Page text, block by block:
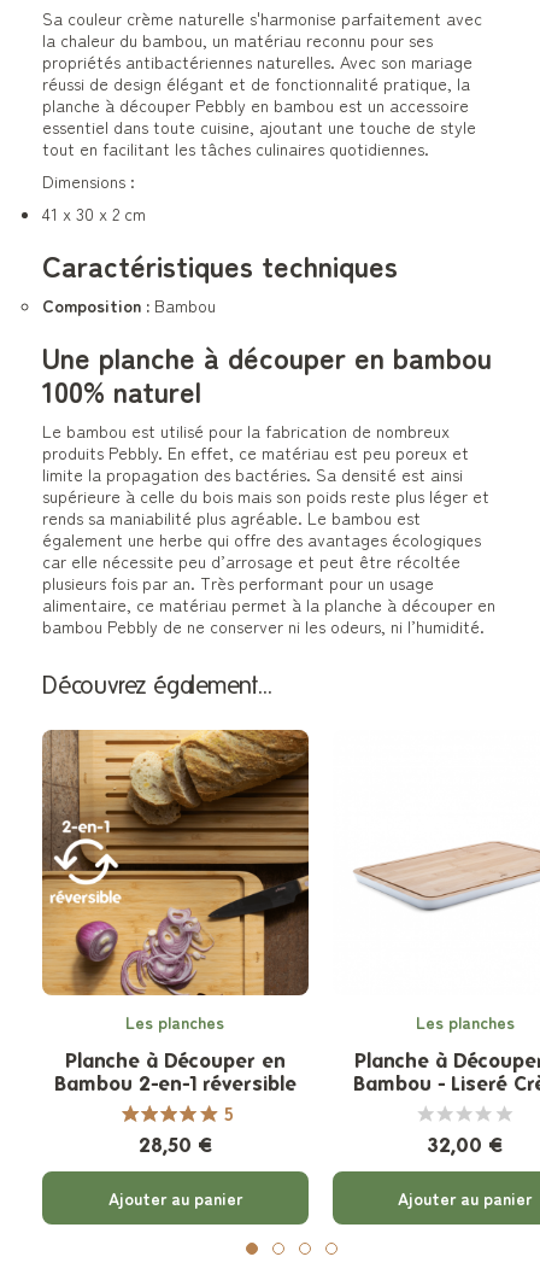
Une planche à découper en bambou
100% naturel
Le bambou est utilisé pour la fabrication de nombreux
produits Pebbly. En effet, ce matériau est peu poreux et
limite la propagation des bactéries. Sa densité est ainsi
supérieure à celle du bois mais son poids reste plus léger et
rends sa maniabilité plus agréable. Le bambou est
également une herbe qui offre des avantages écologiques
car elle nécessite peu d’arrosage et peut être récoltée
plusieurs fois par an. Très performant pour un usage
alimentaire, ce matériau permet à la planche à découper en
bambou Pebbly de ne conserver ni les odeurs, ni l’humidité.
Sa couleur crème naturelle s'harmonise parfaitement avec
la chaleur du bambou, un matériau reconnu pour ses
propriétés antibactériennes naturelles. Avec son mariage
réussi de design élégant et de fonctionnalité pratique, la
planche à découper Pebbly en bambou est un accessoire
essentiel dans toute cuisine, ajoutant une touche de style
tout en facilitant les tâches culinaires quotidiennes.
Dimensions :
41 x 30 x 2 cm
Caractéristiques techniques
Composition : Bambou
Découvrez également…
Les planches
Planche à Découper en
Bambou 2-en-1 réversible
5
28,50 €
Ajouter au panier
Les planches
Planche à
Bambou - Liseré
32,00 €
Ajouter au panier